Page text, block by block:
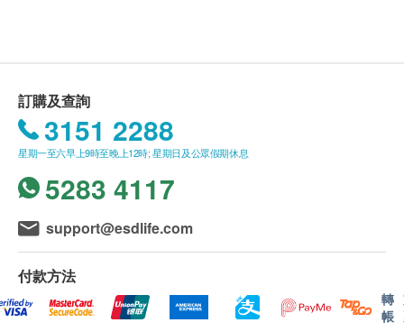
成份
每粒提供：奧米加3 - 1000毫克、EPA - 600毫克、
DHA - 400毫克
注意事項
如正服用會影響血液凝固的藥物或有出血性疾病，
服用此產品前請先諮詢醫生。
如對本產品任何成分過敏，請勿服用。
嶼山 (包括愉景灣), 南丫島, 長洲, 坪洲, 大澳, 梅窩, 昂
平"
2. 我們將於確定訂單後5-7個工作天內安排發貨。
3. 不排除運送時間會因節日而有所影響。當八號
烈風訊號懸掛或黑色暴雨警告生效時，送貨服務時間
將會延遲。
4. 所有訂單須視乎相關貨品的供應情況再作最後
確認。倘若健康網購health.ESDlife未能提供任何訂單
上的貨品，健康網購health.ESDlife有權拒絕接受該訂
單，並且會於送貨前透過電話或電郵通知顧客再作安
訂購及查詢
3151 2288
星期一至六早上9時至晚上12時; 星期日及公眾假期休息
5283 4117
support@esdlife.com
付款方法
轉
帳